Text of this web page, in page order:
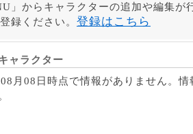
」からキャラクターの追加や編集が
録ください。 登録はこちら
ャラクター
月08日時点で情報がありません。